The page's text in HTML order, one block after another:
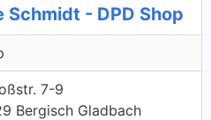
- DPD Shop
7-9
Bergisch Gladbach